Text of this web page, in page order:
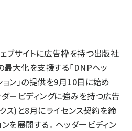
ブサイトに広告枠を持つ出版社
大化を支援する「DNPヘッ
ョン」の提供を9月10日に始め
ダービディングに強みを持つ広告
ス)と8月にライセンス契約を締
を展開する。 ヘッダービディン